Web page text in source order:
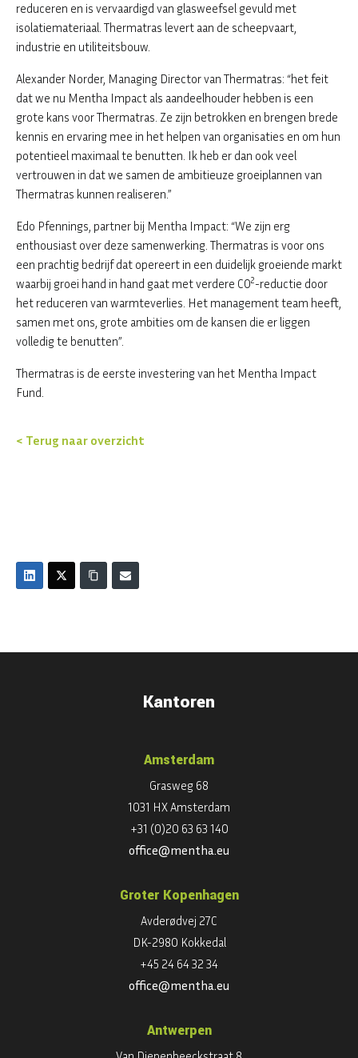
reduceren en is vervaardigd van glasweefsel gevuld met
isolatiemateriaal. Thermatras levert aan de scheepvaart,
industrie en utiliteitsbouw.
Alexander Norder, Managing Director van Thermatras: “het feit
dat we nu Mentha Impact als aandeelhouder hebben is een
grote kans voor Thermatras. Ze zijn betrokken en brengen brede
kennis en ervaring mee in het helpen van organisaties en om hun
potentieel maximaal te benutten. Ik heb er dan ook veel
vertrouwen in dat we samen de ambitieuze groeiplannen van
Thermatras kunnen realiseren.”
Edo Pfennings, partner bij Mentha Impact: “We zijn erg
enthousiast over deze samenwerking. Thermatras is voor ons
een prachtig bedrijf dat opereert in een duidelijk groeiende markt
waarbij groei hand in hand gaat met verdere CO2-reductie door
het reduceren van warmteverlies. Het management team heeft,
samen met ons, grote ambities om de kansen die er liggen
volledig te benutten”.
Thermatras is de eerste investering van het Mentha Impact
Fund.
< Terug naar overzicht
Kantoren
Amsterdam
Grasweg 68
1031 HX Amsterdam
+31 (0)20 63 63 140
office@mentha.eu
Groter Kopenhagen
Avderødvej 27C
DK-2980 Kokkedal
+45 24 64 32 34
office@mentha.eu
Antwerpen